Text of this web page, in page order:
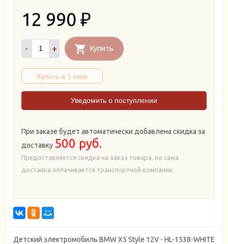
12 990 ₽
- + Купить
Уведомить о поступлении
При заказе будет автоматически добавлена скидка за
доставку 500 руб.
Предоставляется скидка на заказ товара, но сама
доставка оплачивается транспортной компании.
Детский электромобиль BMW X5 Style 12V - HL-1538-WHITE